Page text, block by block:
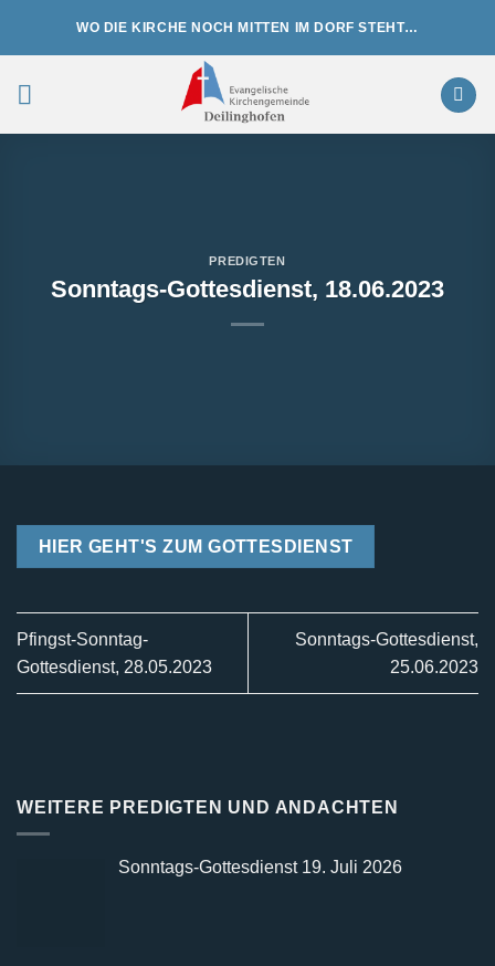
WO DIE KIRCHE NOCH MITTEN IM DORF STEHT…
PREDIGTEN
Sonntags-Gottesdienst, 18.06.2023
HIER GEHT'S ZUM GOTTESDIENST
Pfingst-Sonntag-
Gottesdienst, 28.05.2023
Sonntags-Gottesdienst,
25.06.2023
WEITERE PREDIGTEN UND ANDACHTEN
Sonntags-Gottesdienst 19. Juli 2026